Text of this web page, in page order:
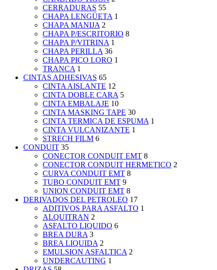
CERRADURAS 55
CHAPA LENGÜETA 1
CHAPA MANIJA 2
CHAPA P/ESCRITORIO 8
CHAPA P/VITRINA 1
CHAPA PERILLA 36
CHAPA PICO LORO 1
TRANCA 1
CINTAS ADHESIVAS 65
CINTA AISLANTE 12
CINTA DOBLE CARA 5
CINTA EMBALAJE 10
CINTA MASKING TAPE 30
CINTA TERMICA DE ESPUMA 1
CINTA VULCANIZANTE 1
STRECH FILM 6
CONDUIT 35
CONECTOR CONDUIT EMT 8
CONECTOR CONDUIT HERMETICO 2
CURVA CONDUIT EMT 8
TUBO CONDUIT EMT 9
UNION CONDUIT EMT 8
DERIVADOS DEL PETROLEO 17
ADITIVOS PARA ASFALTO 1
ALQUITRAN 2
ASFALTO LIQUIDO 6
BREA DURA 3
BREA LIQUIDA 2
EMULSION ASFALTICA 2
UNDERCAUTING 1